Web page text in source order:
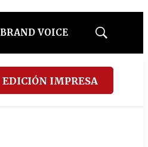
BRAND VOICE
Mostrar
EDICIÓN IMPRESA